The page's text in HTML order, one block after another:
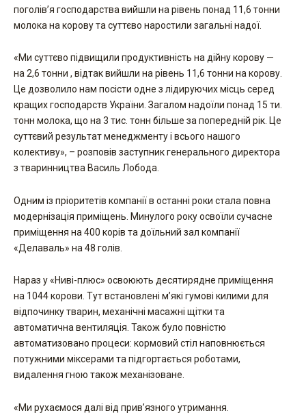
поголів’я господарства вийшли на рівень понад 11,6 тонни
молока на корову та суттєво наростили загальні надої.
«Ми суттєво підвищили продуктивність на дійну корову —
на 2,6 тонни , відтак вийшли на рівень 11,6 тонни на корову.
Це дозволило нам посісти одне з лідируючих місць серед
кращих господарств України. Загалом надоїли понад 15 ти.
тонн молока, що на 3 тис. тонн більше за попередній рік. Це
суттєвий результат менеджменту і всього нашого
колективу», – розповів заступник генерального директора
з тваринництва Василь Лобода.
Одним із пріоритетів компанії в останні роки стала повна
модернізація приміщень. Минулого року освоїли сучасне
приміщення на 400 корів та доїльний зал компанії
«Делаваль» на 48 голів.
Нараз у «Ниві-плюс» освоюють десятирядне приміщення
на 1044 корови. Тут встановлені м’які гумові килими для
відпочинку тварин, механічні масажні щітки та
автоматична вентиляція. Також було повністю
автоматизовано процеси: кормовий стіл наповнюється
потужними міксерами та підгортається роботами,
видалення гною також механізоване.
«Ми рухаємося далі від прив’язного утримання.